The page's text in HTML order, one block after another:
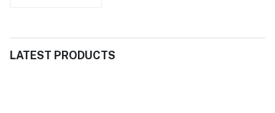
LATEST PRODUCTS